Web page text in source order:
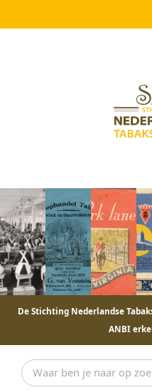
De Stichting Nederlandse
ANBI